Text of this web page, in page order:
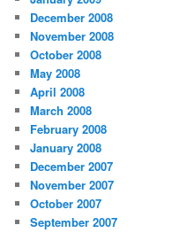
December 2008
November 2008
October 2008
May 2008
April 2008
March 2008
February 2008
January 2008
December 2007
November 2007
October 2007
September 2007